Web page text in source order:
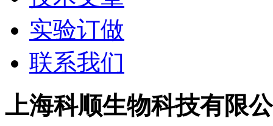
实验订做
联系我们
上海科顺生物科技有限